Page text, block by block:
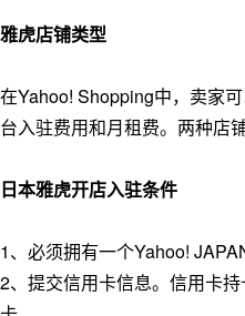
雅虎店铺类型
在Yahoo! Shopping中，卖家
台入驻费用和月租费。两种店
日本雅虎开店入驻条件
1、必须拥有一个Yahoo!
2、提交信用卡信息。信用卡